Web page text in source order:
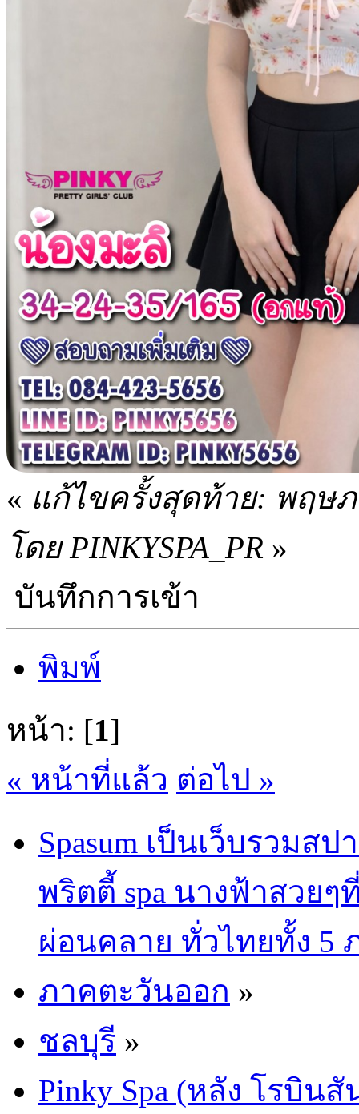
« แก้ไขครั้งสุดท้าย: พฤษภ
โดย PINKYSPA_PR »
บันทึกการเข้า
พิมพ์
หน้า: [1]
« หน้าที่แล้ว ต่อไป »
Spasum เป็นเว็บรวม
พริตตี้ spa นางฟ้าสวย
ผ่อนคลาย ทั่วไทยทั้ง 5
ภาคตะวันออก »
ชลบุรี »
Pinky Spa (หลัง โรบิน